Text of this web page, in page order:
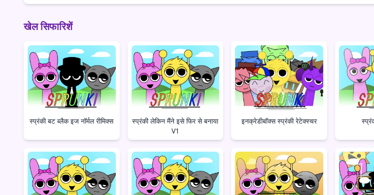
खेल सिफारिशें
स्प्रंकी बट ब्लैक इज नॉर्मल रीमिक्स
स्प्रंकी लेकिन मैंने इसे फिर से बनाया
V1
इनक्रेडीबॉक्स स्प्रंकी रेटेक्स्चर